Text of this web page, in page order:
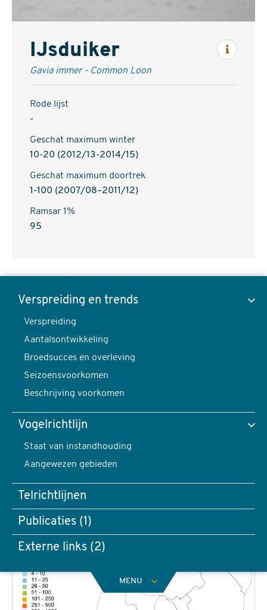
IJsduiker
Gavia immer - Common Loon
Rode lijst
-
Geschat maximum winter
10-20 (2012/13-2014/15)
Geschat maximum doortrek
1-100 (2007/08–2011/12)
Ramsar 1%
95
Gavia
immer
foto:
Diek
content
navigatie
Verspreiding en trends
Verspreiding
Aantalsontwikkeling
Broedsucces en overleving
Seizoensvoorkomen
Beschrijving voorkomen
Vogelrichtlijn
Staat van instandhouding
Aangewezen gebieden
Telrichtlijnen
Publicaties (1)
Externe links (2)
MENU
Toon data van
Verspreiding en trends
Verspreiding